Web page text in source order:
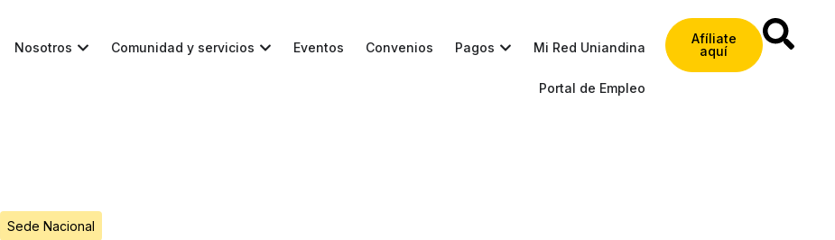
Nosotros Comunidad y servicios Eventos Convenios Pagos Mi Red Uniandina
Portal de Empleo
Afíliate
aquí
Sede Nacional